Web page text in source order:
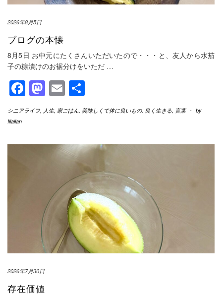
2026年8月5日
ブログの本懐
8月5日 お中元にたくさんいただいたので・・・と、友人から水茄
子の糠漬けのお裾分けをいただ …
Facebook
Mastodon
Email
有
シニアライフ, 人生, 家ごはん, 美味しくて体に良いもの, 良く生きる, 言葉 - by
Illallan
2026年7月30日
存在価値